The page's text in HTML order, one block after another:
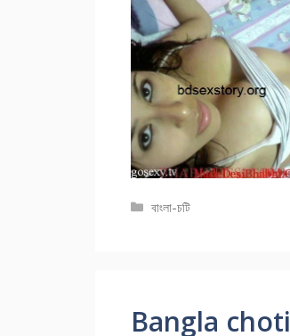
Categories
বাংলা-চটি
Bangla choti